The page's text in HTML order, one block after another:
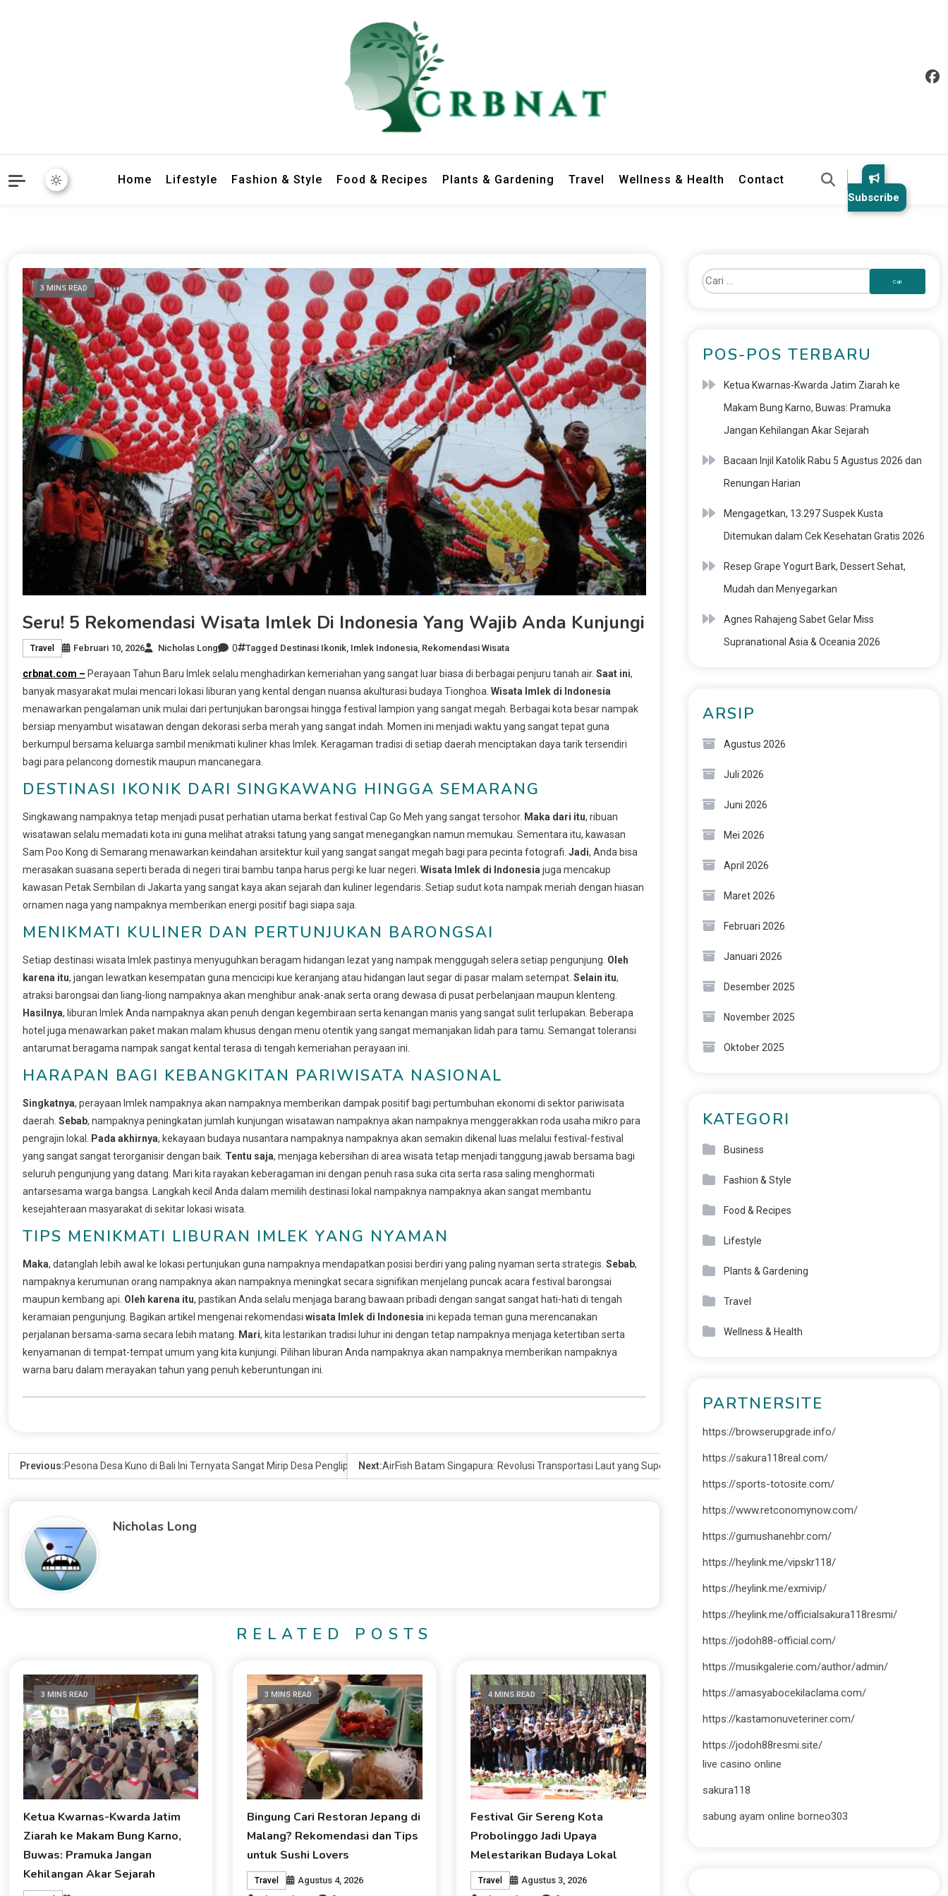
Home Lifestyle Fashion & Style Food & Recipes Plants & Gardening Travel Wellness & Health Contact
Subscribe
3 MINS READ
Seru! 5 Rekomendasi Wisata Imlek Di Indonesia Yang Wajib Anda Kunjungi
Travel Februari 10, 2026 Nicholas Long 0 Tagged Destinasi Ikonik, Imlek Indonesia, Rekomendasi Wisata
crbnat.com – Perayaan Tahun Baru Imlek selalu menghadirkan kemeriahan yang sangat luar biasa di berbagai penjuru tanah air. Saat ini,
banyak masyarakat mulai mencari lokasi liburan yang kental dengan nuansa akulturasi budaya Tionghoa. Wisata Imlek di Indonesia
menawarkan pengalaman unik mulai dari pertunjukan barongsai hingga festival lampion yang sangat megah. Berbagai kota besar nampak
bersiap menyambut wisatawan dengan dekorasi serba merah yang sangat indah. Momen ini menjadi waktu yang sangat tepat guna
berkumpul bersama keluarga sambil menikmati kuliner khas Imlek. Keragaman tradisi di setiap daerah menciptakan daya tarik tersendiri
bagi para pelancong domestik maupun mancanegara.
DESTINASI IKONIK DARI SINGKAWANG HINGGA SEMARANG
Singkawang nampaknya tetap menjadi pusat perhatian utama berkat festival Cap Go Meh yang sangat tersohor. Maka dari itu, ribuan
wisatawan selalu memadati kota ini guna melihat atraksi tatung yang sangat menegangkan namun memukau. Sementara itu, kawasan
Sam Poo Kong di Semarang menawarkan keindahan arsitektur kuil yang sangat sangat megah bagi para pecinta fotografi. Jadi, Anda bisa
merasakan suasana seperti berada di negeri tirai bambu tanpa harus pergi ke luar negeri. Wisata Imlek di Indonesia juga mencakup
kawasan Petak Sembilan di Jakarta yang sangat kaya akan sejarah dan kuliner legendaris. Setiap sudut kota nampak meriah dengan hiasan
ornamen naga yang nampaknya memberikan energi positif bagi siapa saja.
MENIKMATI KULINER DAN PERTUNJUKAN BARONGSAI
Setiap destinasi wisata Imlek pastinya menyuguhkan beragam hidangan lezat yang nampak menggugah selera setiap pengunjung. Oleh
karena itu, jangan lewatkan kesempatan guna mencicipi kue keranjang atau hidangan laut segar di pasar malam setempat. Selain itu,
atraksi barongsai dan liang-liong nampaknya akan menghibur anak-anak serta orang dewasa di pusat perbelanjaan maupun klenteng.
Hasilnya, liburan Imlek Anda nampaknya akan penuh dengan kegembiraan serta kenangan manis yang sangat sulit terlupakan. Beberapa
hotel juga menawarkan paket makan malam khusus dengan menu otentik yang sangat memanjakan lidah para tamu. Semangat toleransi
antarumat beragama nampak sangat kental terasa di tengah kemeriahan perayaan ini.
HARAPAN BAGI KEBANGKITAN PARIWISATA NASIONAL
Singkatnya, perayaan Imlek nampaknya akan nampaknya memberikan dampak positif bagi pertumbuhan ekonomi di sektor pariwisata
daerah. Sebab, nampaknya peningkatan jumlah kunjungan wisatawan nampaknya akan nampaknya menggerakkan roda usaha mikro para
pengrajin lokal.
Pada akhirnya, kekayaan budaya nusantara nampaknya nampaknya akan semakin dikenal luas melalui festival-festival
yang sangat sangat terorganisir dengan baik. Tentu saja, menjaga kebersihan di area wisata tetap menjadi tanggung jawab bersama bagi
seluruh pengunjung yang datang. Mari kita rayakan keberagaman ini dengan penuh rasa suka cita serta rasa saling menghormati
antarsesama warga bangsa. Langkah kecil Anda dalam memilih destinasi lokal nampaknya nampaknya akan sangat membantu
kesejahteraan masyarakat di sekitar lokasi wisata.
TIPS MENIKMATI LIBURAN IMLEK YANG NYAMAN
Maka, datanglah lebih awal ke lokasi pertunjukan guna nampaknya mendapatkan posisi berdiri yang paling nyaman serta strategis. Sebab,
nampaknya kerumunan orang nampaknya akan nampaknya meningkat secara signifikan menjelang puncak acara festival barongsai
maupun kembang api. Oleh karena itu, pastikan Anda selalu menjaga barang bawaan pribadi dengan sangat sangat hati-hati di tengah
keramaian pengunjung. Bagikan artikel mengenai rekomendasi wisata Imlek di Indonesia ini kepada teman guna merencanakan
perjalanan bersama-sama secara lebih matang.
Mari, kita lestarikan tradisi luhur ini dengan tetap nampaknya menjaga ketertiban serta
kenyamanan di tempat-tempat umum yang kita kunjungi. Pilihan liburan Anda nampaknya akan nampaknya memberikan nampaknya
warna baru dalam merayakan tahun yang penuh keberuntungan ini.
Previous:Pesona Desa Kuno di Bali Ini Ternyata Sangat Mirip Desa Penglipuran!Next:AirFish Batam Singapura: Revolusi Transportasi Laut yang Super Cepat!
Nicholas Long
RELATED POSTS
3 MINS READ
Ketua Kwarnas-Kwarda Jatim
Ziarah ke Makam Bung Karno,
Buwas: Pramuka Jangan
Kehilangan Akar Sejarah
3 MINS READ
Bingung Cari Restoran Jepang di
Malang? Rekomendasi dan Tips
untuk Sushi Lovers
Travel
Agustus 4, 2026
4 MINS READ
Festival Gir Sereng Kota
Probolinggo Jadi Upaya
Melestarikan Budaya Lokal
Travel
Agustus 3, 2026
POS-POS TERBARU
Ketua Kwarnas-Kwarda Jatim Ziarah ke
Makam Bung Karno, Buwas: Pramuka
Jangan Kehilangan Akar Sejarah
Bacaan Injil Katolik Rabu 5 Agustus 2026 dan
Renungan Harian
Mengagetkan, 13.297 Suspek Kusta
Ditemukan dalam Cek Kesehatan Gratis 2026
Resep Grape Yogurt Bark, Dessert Sehat,
Mudah dan Menyegarkan
Agnes Rahajeng Sabet Gelar Miss
Supranational Asia & Oceania 2026
ARSIP
Agustus 2026
Juli 2026
Juni 2026
Mei 2026
April 2026
Maret 2026
Februari 2026
Januari 2026
Desember 2025
November 2025
Oktober 2025
KATEGORI
Business
Fashion & Style
Food & Recipes
Lifestyle
Plants & Gardening
Travel
Wellness & Health
PARTNERSITE
https://browserupgrade.info/
https://sakura118real.com/
https://sports-totosite.com/
https://www.retconomynow.com/
https://gumushanehbr.com/
https://heylink.me/vipskr118/
https://heylink.me/exmivip/
https://heylink.me/officialsakura118resmi/
https://jodoh88-official.com/
https://musikgalerie.com/author/admin/
https://amasyabocekilaclama.com/
https://kastamonuveteriner.com/
https://jodoh88resmi.site/
live casino online
sakura118
sabung ayam online borneo303